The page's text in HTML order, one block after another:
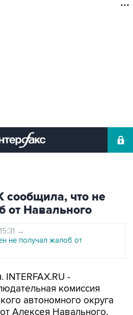
что не
от Навального
→
не получал жалоб от
-
комиссия
автономного округа
Алексея Навального,